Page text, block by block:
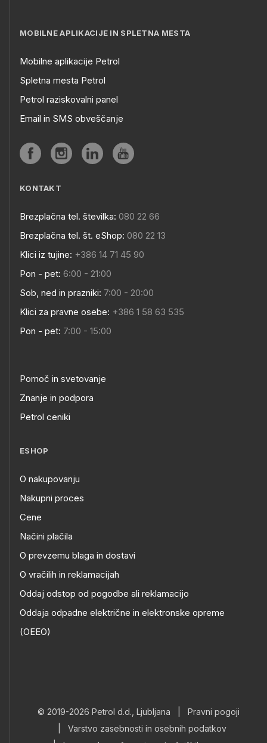
MOBILNE APLIKACIJE IN SPLETNA MESTA
Mobilne aplikacije Petrol
Spletna mesta Petrol
Petrol raziskovalni panel
Email in SMS obveščanje
KONTAKT
Brezplačna tel. številka: 080 22 66
Brezplačna tel. št. eShop: 080 22 13
Klici iz tujine: +386 14 71 45 90
Pon - pet: 6:00 - 21:00
Sob, ned in prazniki: 7:00 - 20:00
Klici za pravne osebe: +386 1 58 63 535
Pon - pet: 7:00 - 15:00
Pomoč in svetovanje
Znanje in podpora
Petrol ceniki
ESHOP
O nakupovanju
Nakupni proces
Cene
Načini plačila
O prevzemu blaga in dostavi
O vračilih in reklamacijah
Oddaj odstop od pogodbe ali reklamacijo
Oddaja odpadne električne in elektronske opreme
(OEEO)
© 2019-2026 Petrol d.d., Ljubljana
Pravni pogoji
Varstvo zasebnosti in osebnih podatkov